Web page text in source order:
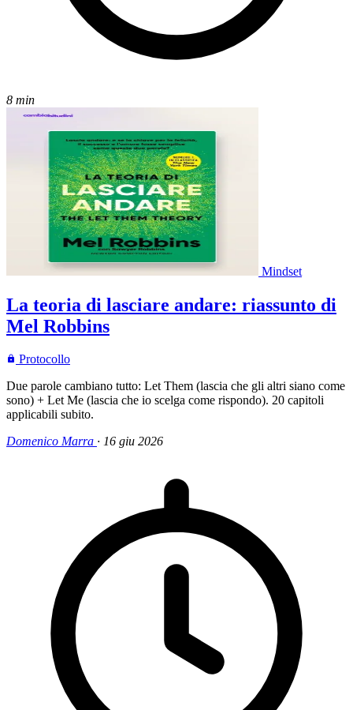
8 min
Mindset
La teoria di lasciare andare: riassunto di
Mel Robbins
Protocollo
Due parole cambiano tutto: Let Them (lascia che gli altri siano come
sono) + Let Me (lascia che io scelga come rispondo). 20 capitoli
applicabili subito.
Domenico Marra · 16 giu 2026